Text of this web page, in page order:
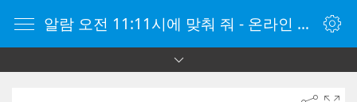
알람 오전 11:11시에 맞춰 줘 - 온라인 알람 시계 - 자명종 온라인 - 온라인 자명종